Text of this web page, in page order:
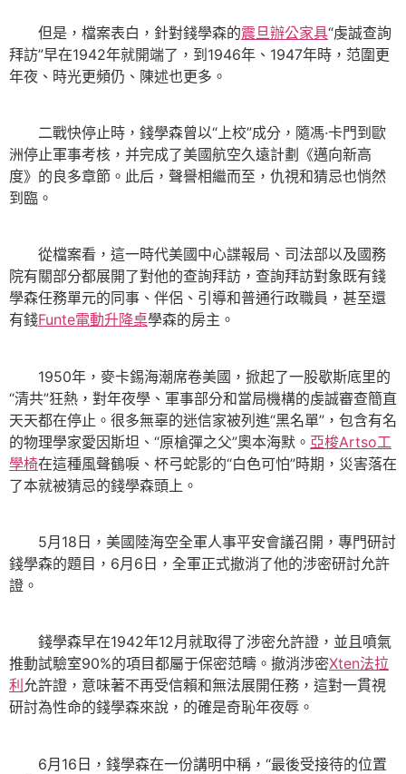
但是，檔案表白，針對錢學森的震旦辦公家具“虔誠查詢
拜訪”早在1942年就開端了，到1946年、1947年時，范圍更
年夜、時光更頻仍、陳述也更多。
二戰快停止時，錢學森曾以“上校”成分，隨馮·卡門到歐
洲停止軍事考核，并完成了美國航空久遠計劃《邁向新高
度》的良多章節。此后，聲譽相繼而至，仇視和猜忌也悄然
到臨。
從檔案看，這一時代美國中心諜報局、司法部以及國務
院有關部分都展開了對他的查詢拜訪，查詢拜訪對象既有錢
學森任務單元的同事、伴侶、引導和普通行政職員，甚至還
有錢Funte電動升降桌學森的房主。
1950年，麥卡錫海潮席卷美國，掀起了一股歇斯底里的
“清共”狂熱，對年夜學、軍事部分和當局機構的虔誠審查簡直
天天都在停止。很多無辜的迷信家被列進“黑名單”，包含有名
的物理學家愛因斯坦、“原槍彈之父”奧本海默。 亞梭Artso工
學椅在這種風聲鶴唳、杯弓蛇影的“白色可怕”時期，災害落在
了本就被猜忌的錢學森頭上。
5月18日，美國陸海空全軍人事平安會議召開，專門研討
錢學森的題目，6月6日，全軍正式撤消了他的涉密研討允許
證。
錢學森早在1942年12月就取得了涉密允許證，並且噴氣
推動試驗室90%的項目都屬于保密范疇。撤消涉密Xten法拉
利 允許證，意味著不再受信賴和無法展開任務，這對一貫視
研討為性命的錢學森來說，的確是奇恥年夜辱。
6月16日，錢學森在一份講明中稱，“最後受接待的位置